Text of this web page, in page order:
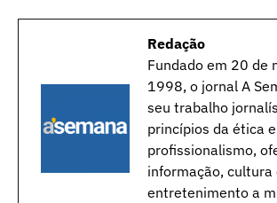
Redação
Fundado em 20 de
1998, o jornal A
seu trabalho
princípios da ética e
profissionalismo,
informação, cultura
entretenimento a